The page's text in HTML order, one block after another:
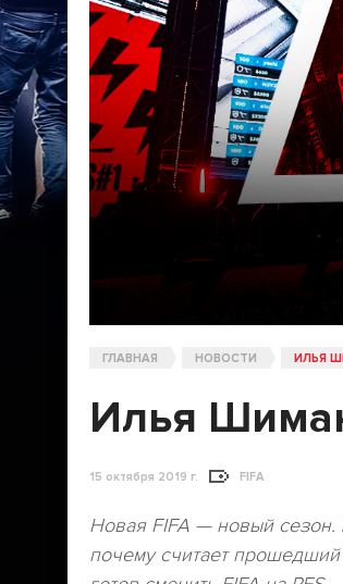
ГЛАВНАЯ НОВОСТИ ИЛЬЯ
Илья
15 октября 2019 г. FIFA
Новая FIFA — новый сезон.
почему считает